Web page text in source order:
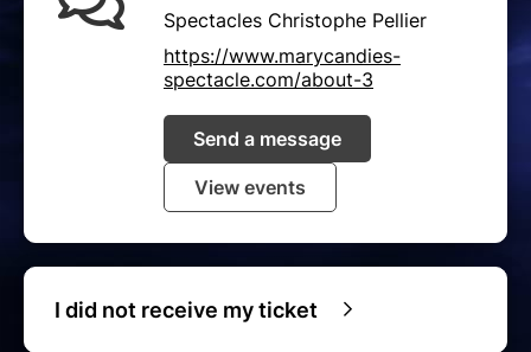
Spectacles Christophe Pellier
https://www.marycandies-
spectacle.com/about-3
Send a message
View events
I did not receive my ticket